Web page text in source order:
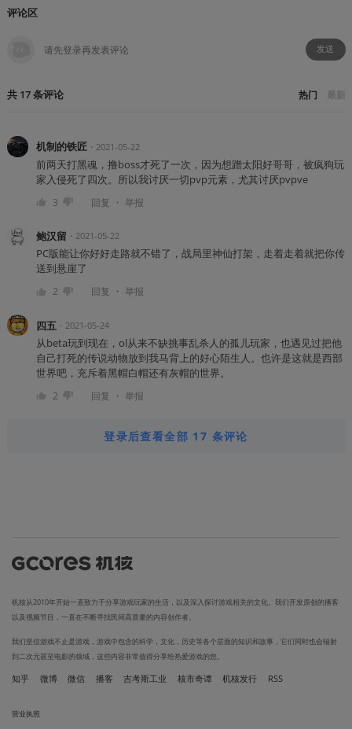
评论区
发送
共 17条评论 热门 最新
机制的铁匠・ 2021-05-22
前两天打黑魂，撸boss才死了一次，因为想蹭太阳好哥哥，被疯狗玩
家入侵死了四次。所以我讨厌一切pvp元素，尤其讨厌pvpve
3 回复 ・ 举报
鲍汉留 ・ 2021-05-22
PC版能让你好好走路就不错了，战局里神仙打架，走着走着就把你传
送到悬崖了
2 回复 ・ 举报
四五・ 2021-05-24
从beta玩到现在，ol从来不缺挑事乱杀人的孤儿玩家，也遇见过把他
自己打死的传说动物放到我马背上的好心陌生人。也许是这就是西部
世界吧，充斥着黑帽白帽还有灰帽的世界。
2 回复 ・ 举报
登录后查看全部 17 条评论
机核从2010年开始一直致力于分享游戏玩家的生活，以及深入探讨游戏相关的文化。我们开发原创的播客
以及视频节目，一直在不断寻找民间高质量的内容创作者。
我们坚信游戏不止是游戏，游戏中包含的科学，文化，历史等各个层面的知识和故事，它们同时也会辐射
到二次元甚至电影的领域，这些内容非常值得分享给热爱游戏的您。
知乎 微博 微信 播客 吉考斯工业 核市奇谭 机核发行 RSS
营业执照